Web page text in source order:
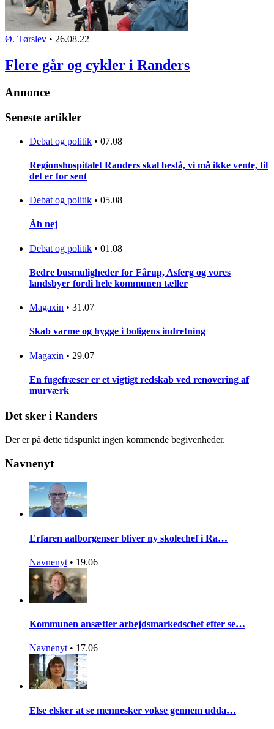
Ø. Tørslev • 26.08.22
Flere går og cykler i Randers
Annonce
Seneste artikler
Debat og politik • 07.08
Regionshospitalet Randers skal bestå, vi må ikke vente, til
det er for sent
Debat og politik • 05.08
Åh nej
Debat og politik • 01.08
Bedre busmuligheder for Fårup, Asferg og vores
landsbyer fordi hele kommunen tæller
Magaxin • 31.07
Skab varme og hygge i boligens indretning
Magaxin • 29.07
En fugefræser er et vigtigt redskab ved renovering af
murværk
Det sker i Randers
Der er på dette tidspunkt ingen kommende begivenheder.
Navnenyt
Erfaren aalborgenser bliver ny skolechef i Ra…
Navnenyt • 19.06
Kommunen ansætter arbejdsmarkedschef efter se…
Navnenyt • 17.06
Else elsker at se mennesker vokse gennem udda…